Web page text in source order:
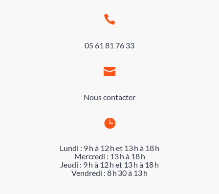

05 61 81 76 33

Nous contacter

Lundi : 9 h à 12 h et 13 h à 18 h
Mercredi : 13 h à 18 h
Jeudi : 9 h à 12 h et 13 h à 18 h
Vendredi : 8 h 30 à 13 h